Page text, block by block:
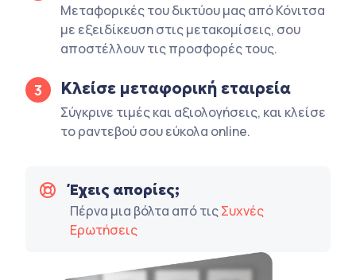
Μεταφορικές του δικτύου μας από Κόνιτσα
με εξειδίκευση στις μετακομίσεις, σου
αποστέλλουν τις προσφορές τους.
3 Κλείσε μεταφορική εταιρεία
Σύγκρινε τιμές και αξιολογήσεις, και κλείσε
το ραντεβού σου εύκολα online.
Έχεις απορίες;
Πέρνα μια βόλτα από τιςΣυχνές
Ερωτήσεις